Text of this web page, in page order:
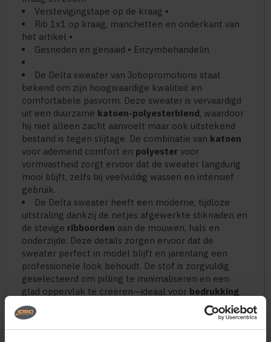
Verstevigingstape op de kraag •
Rib 1x1 op kraag, manchetten en onderkant van
het artikel •
Gesneden en genaaid • Enzymbehandelin
De Delta sweater van Jobopromotions staat
bekend om zijn hoogwaardige kwaliteit en
comfortabele pasvorm. Deze sweater is vervaardigd
uit een duurzame katoen-polyesterblend, waardoor
hij niet alleen zacht aanvoelt maar ook uitstekend
bestand is tegen slijtage. De combinatie van katoen
voor ademend comfort en polyester voor
vormvastheid zorgt ervoor dat de sweater langdurig
mooi blijft, zelfs bij veelvuldig wassen en intensief
gebruik.
De Delta sweater heeft een moderne, tijdloze
uitstraling dankzij de netjes afgewerkte stiknaden en
de stevige ribboorden aan de mouwen, hals en
onderzijde. Deze details zorgen ervoor dat de
sweater perfect in model blijft en jarenlang een
professionele look behoudt. De stof is zorgvuldig
geselecteerd om pilling te minimaliseren en een
glad oppervlak te creëren—ideaal voor bedrukking
of borduren
. Logo’s, teksten en ontwerpen komen
hierdoor scherp, helder en duurzaam tot hun recht.
Of je de sweater inzet als bedrijfskleding, teamwear